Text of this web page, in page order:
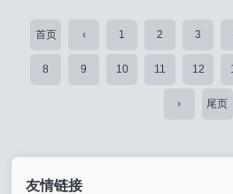
首页 ‹ 1 2 3
8 9 10 11 12
› 尾页
友情链接